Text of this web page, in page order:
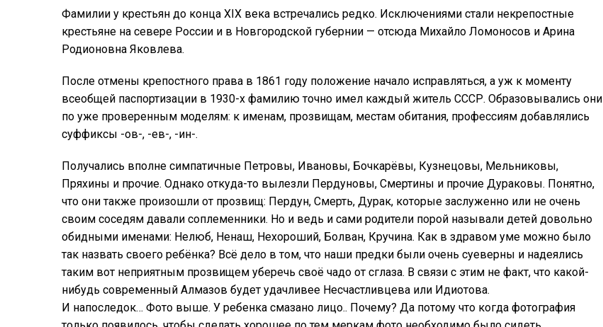
Фамилии у крестьян до конца XIX века встречались редко. Исключениями стали некрепостные
крестьяне на севере России и в Новгородской губернии — отсюда Михайло Ломоносов и Арина
Родионовна Яковлева.
После отмены крепостного права в 1861 году положение начало исправляться, а уж к моменту
всеобщей паспортизации в 1930-х фамилию точно имел каждый житель СССР. Образовывались они
по уже проверенным моделям: к именам, прозвищам, местам обитания, профессиям добавлялись
суффиксы -ов-, -ев-, -ин-.
Получались вполне симпатичные Петровы, Ивановы, Бочкарёвы, Кузнецовы, Мельниковы,
Пряхины и прочие. Однако откуда-то вылезли Пердуновы, Смертины и прочие Дураковы. Понятно,
что они также произошли от прозвищ: Пердун, Смерть, Дурак, которые заслуженно или не очень
своим соседям давали соплеменники. Но и ведь и сами родители порой называли детей довольно
обидными именами: Нелюб, Ненаш, Нехороший, Болван, Кручина. Как в здравом уме можно было
так назвать своего ребёнка? Всё дело в том, что наши предки были очень суеверны и надеялись
таким вот неприятным прозвищем уберечь своё чадо от сглаза. В связи с этим не факт, что какой-
нибудь современный Алмазов будет удачливее Несчастливцева или Идиотова.
И напоследок… Фото выше. У ребенка смазано лицо.. Почему? Да потому что когда фотография